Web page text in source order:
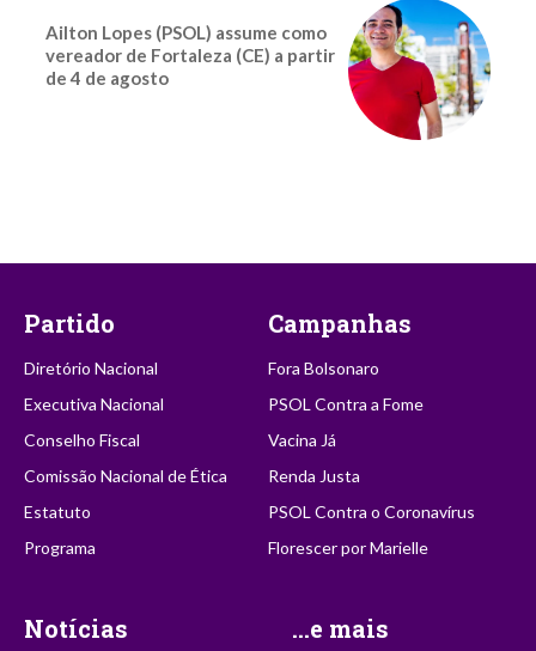
Ailton Lopes (PSOL) assume como
vereador de Fortaleza (CE) a partir
de 4 de agosto
Partido
Diretório Nacional
Executiva Nacional
Conselho Fiscal
Comissão Nacional de Ética
Estatuto
Programa
Campanhas
Fora Bolsonaro
PSOL Contra a Fome
Vacina Já
Renda Justa
PSOL Contra o Coronavírus
Florescer por Marielle
Notícias ...e mais